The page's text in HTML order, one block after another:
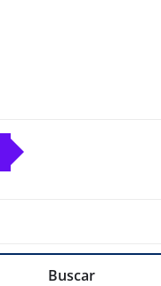
Buscar